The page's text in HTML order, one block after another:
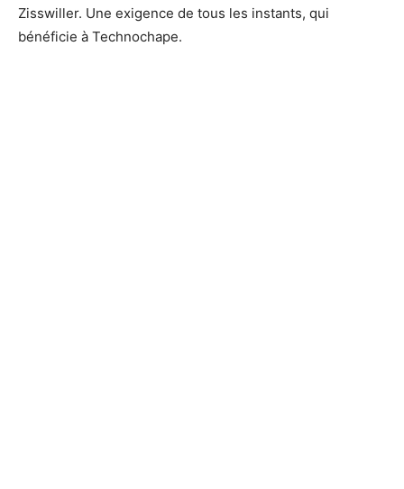
Zisswiller. Une exigence de tous les instants, qui
bénéficie à Technochape.